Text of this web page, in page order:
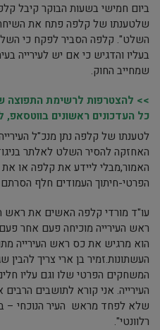
ביום חמישי בשעות הבוקר קיבל
שלטענתו של קלפה פתח את השיחה
השלט". קלפה הסביר לפקח כי
בעליו והדגיש כי אם יש לעירייה
שמחייב החוק.
>> להצטרפות לרשימת התפוצה
כל העדכונים ראשונים בווטסאפ,
לטענתו של קלפה נתן מנכ"ל
האחזקה להסיר השלט לאלתר
האמור,מבלי ליידע את קלפה או
הפרטי-חיתוך העמודים חלף הסרתם
עו"ד מורדי קלפה האשים את ראש
ראש העירייה מוכיחה פעם אחר
הוא מרגיש את כס ראש העירייה
העשתונות.זמיר בן ארי צריך
המשחקים הפרטי שלו וגם עליו
העירייה. אני קורא לתושבים
שלא לפחד מראש העיר הנוכחי –
רלוונטי".